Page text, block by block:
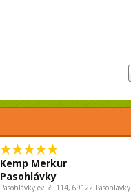
Kemp Merkur
Pasohlávky
Pasohlávky ev. č. 114, 69122 Pasohlávky